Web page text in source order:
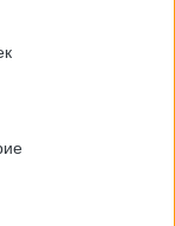
7/24
для
для себя